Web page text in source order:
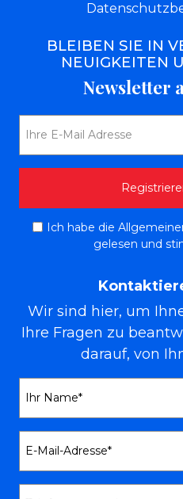
BLEIBEN SIE IN
NEUIGKEITEN
Newsletter
Ich habe die
gelesen und
Wir sind hier, um
Ihre Fragen zu
darauf, von